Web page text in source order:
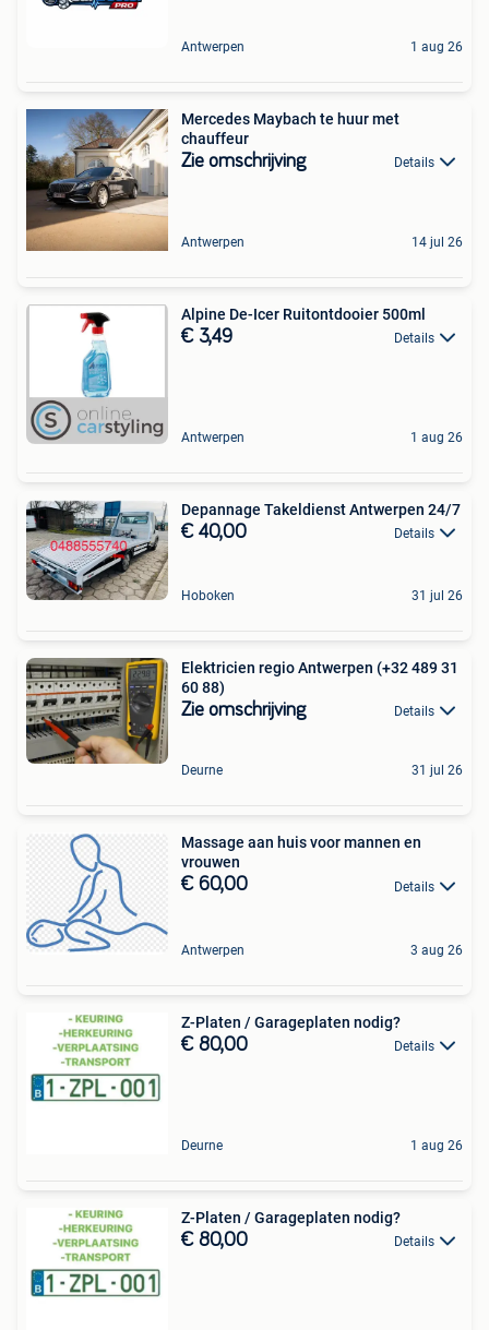
Antwerpen 1 aug 26
Mercedes Maybach te huur met
chauffeur
Zie omschrijving Details
Antwerpen 14 jul 26
Alpine De-Icer Ruitontdooier 500ml
€ 3,49 Details
Antwerpen 1 aug 26
Depannage Takeldienst Antwerpen 24/7
€ 40,00 Details
Hoboken 31 jul 26
Elektricien regio Antwerpen (+32 489 31
60 88)
Zie omschrijving Details
Deurne 31 jul 26
Massage aan huis voor mannen en
vrouwen
€ 60,00 Details
Antwerpen 3 aug 26
Z-Platen / Garageplaten nodig?
€ 80,00 Details
Deurne 1 aug 26
Z-Platen / Garageplaten nodig?
€ 80,00 Details